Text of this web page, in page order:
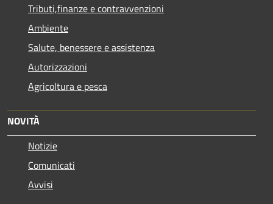
Tributi,finanze e contravvenzioni
Ambiente
Salute, benessere e assistenza
Autorizzazioni
Agricoltura e pesca
NOVITÀ
Notizie
Comunicati
Avvisi